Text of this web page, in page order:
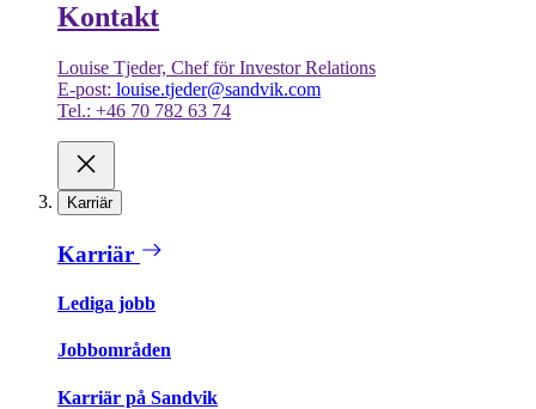
Kontakt
Louise Tjeder, Chef för Investor Relations
E-post: louise.tjeder@sandvik.com
Tel.: +46 70 782 63 74
Karriär
Karriär
Lediga jobb
Jobbområden
Karriär på Sandvik